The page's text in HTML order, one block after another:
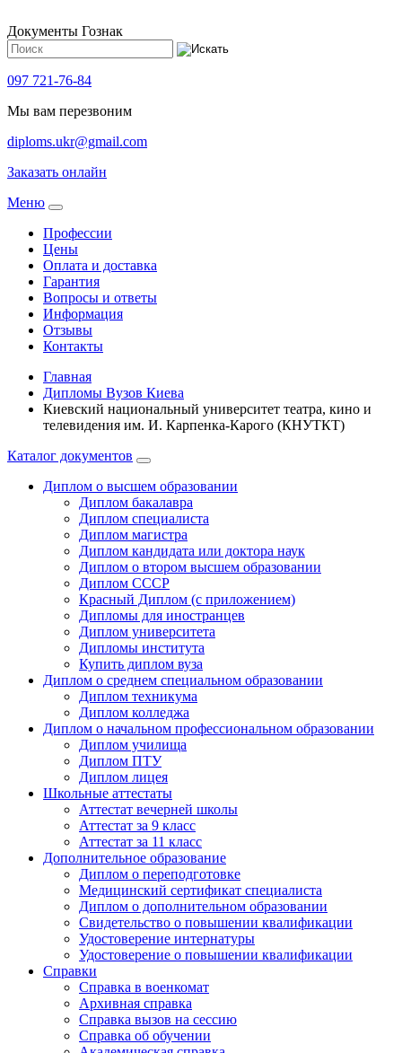
Документы Гознак
097 721-76-84
Мы вам перезвоним
diploms.ukr@gmail.com
Заказать онлайн
Meню
Профессии
Цены
Оплата и доставка
Гарантия
Вопросы и ответы
Информация
Отзывы
Контакты
Главная
Дипломы Вузов Киева
Киевский национальный университет театра, кино и
телевидения им. И. Карпенка-Карого (КНУТКТ)
Каталог документов
Диплом о высшем образовании
Диплом бакалавра
Диплом специалиста
Диплом магистра
Диплом кандидата или доктора наук
Диплом о втором высшем образовании
Диплом СССР
Красный Диплом (с приложением)
Дипломы для иностранцев
Диплом университета
Дипломы института
Купить диплом вуза
Диплом о среднем специальном образовании
Диплом техникума
Диплом колледжа
Диплом о начальном профессиональном oбразовании
Диплом училища
Диплом ПТУ
Диплом лицея
Школьные аттестаты
Аттестат вечерней школы
Аттестат за 9 класс
Аттестат за 11 класс
Дополнительное образование
Диплом о переподготовке
Медицинский сертификат специалиста
Диплом о дополнительном образовании
Свидетельство о повышении квалификации
Удостоверение интернатуры
Удостоверение о повышении квалификации
Справки
Справка в военкомат
Архивная справка
Справка вызов на сессию
Справка об обучении